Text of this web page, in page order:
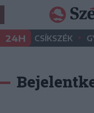
24H CSÍKSZÉK •